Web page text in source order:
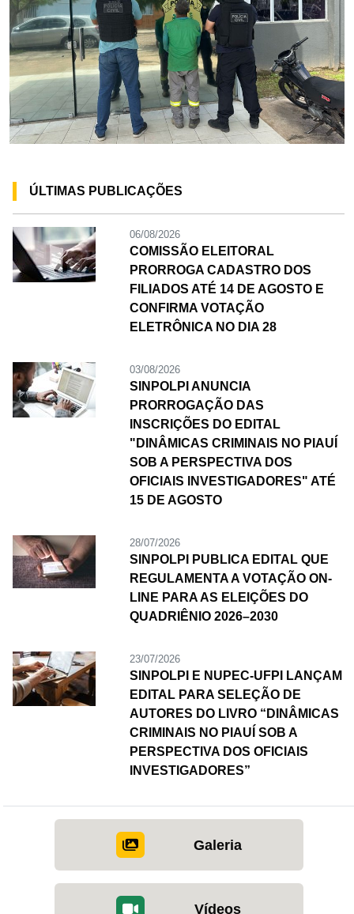
ÚLTIMAS PUBLICAÇÕES
06/08/2026
COMISSÃO ELEITORAL
PRORROGA CADASTRO DOS
FILIADOS ATÉ 14 DE AGOSTO E
CONFIRMA VOTAÇÃO
ELETRÔNICA NO DIA 28
03/08/2026
SINPOLPI ANUNCIA
PRORROGAÇÃO DAS
INSCRIÇÕES DO EDITAL
"DINÂMICAS CRIMINAIS NO PIAUÍ
SOB A PERSPECTIVA DOS
OFICIAIS INVESTIGADORES" ATÉ
15 DE AGOSTO
28/07/2026
SINPOLPI PUBLICA EDITAL QUE
REGULAMENTA A VOTAÇÃO ON-
LINE PARA AS ELEIÇÕES DO
QUADRIÊNIO 2026–2030
23/07/2026
SINPOLPI E NUPEC-UFPI LANÇAM
EDITAL PARA SELEÇÃO DE
AUTORES DO LIVRO “DINÂMICAS
CRIMINAIS NO PIAUÍ SOB A
PERSPECTIVA DOS OFICIAIS
INVESTIGADORES”
Galeria
Vídeos